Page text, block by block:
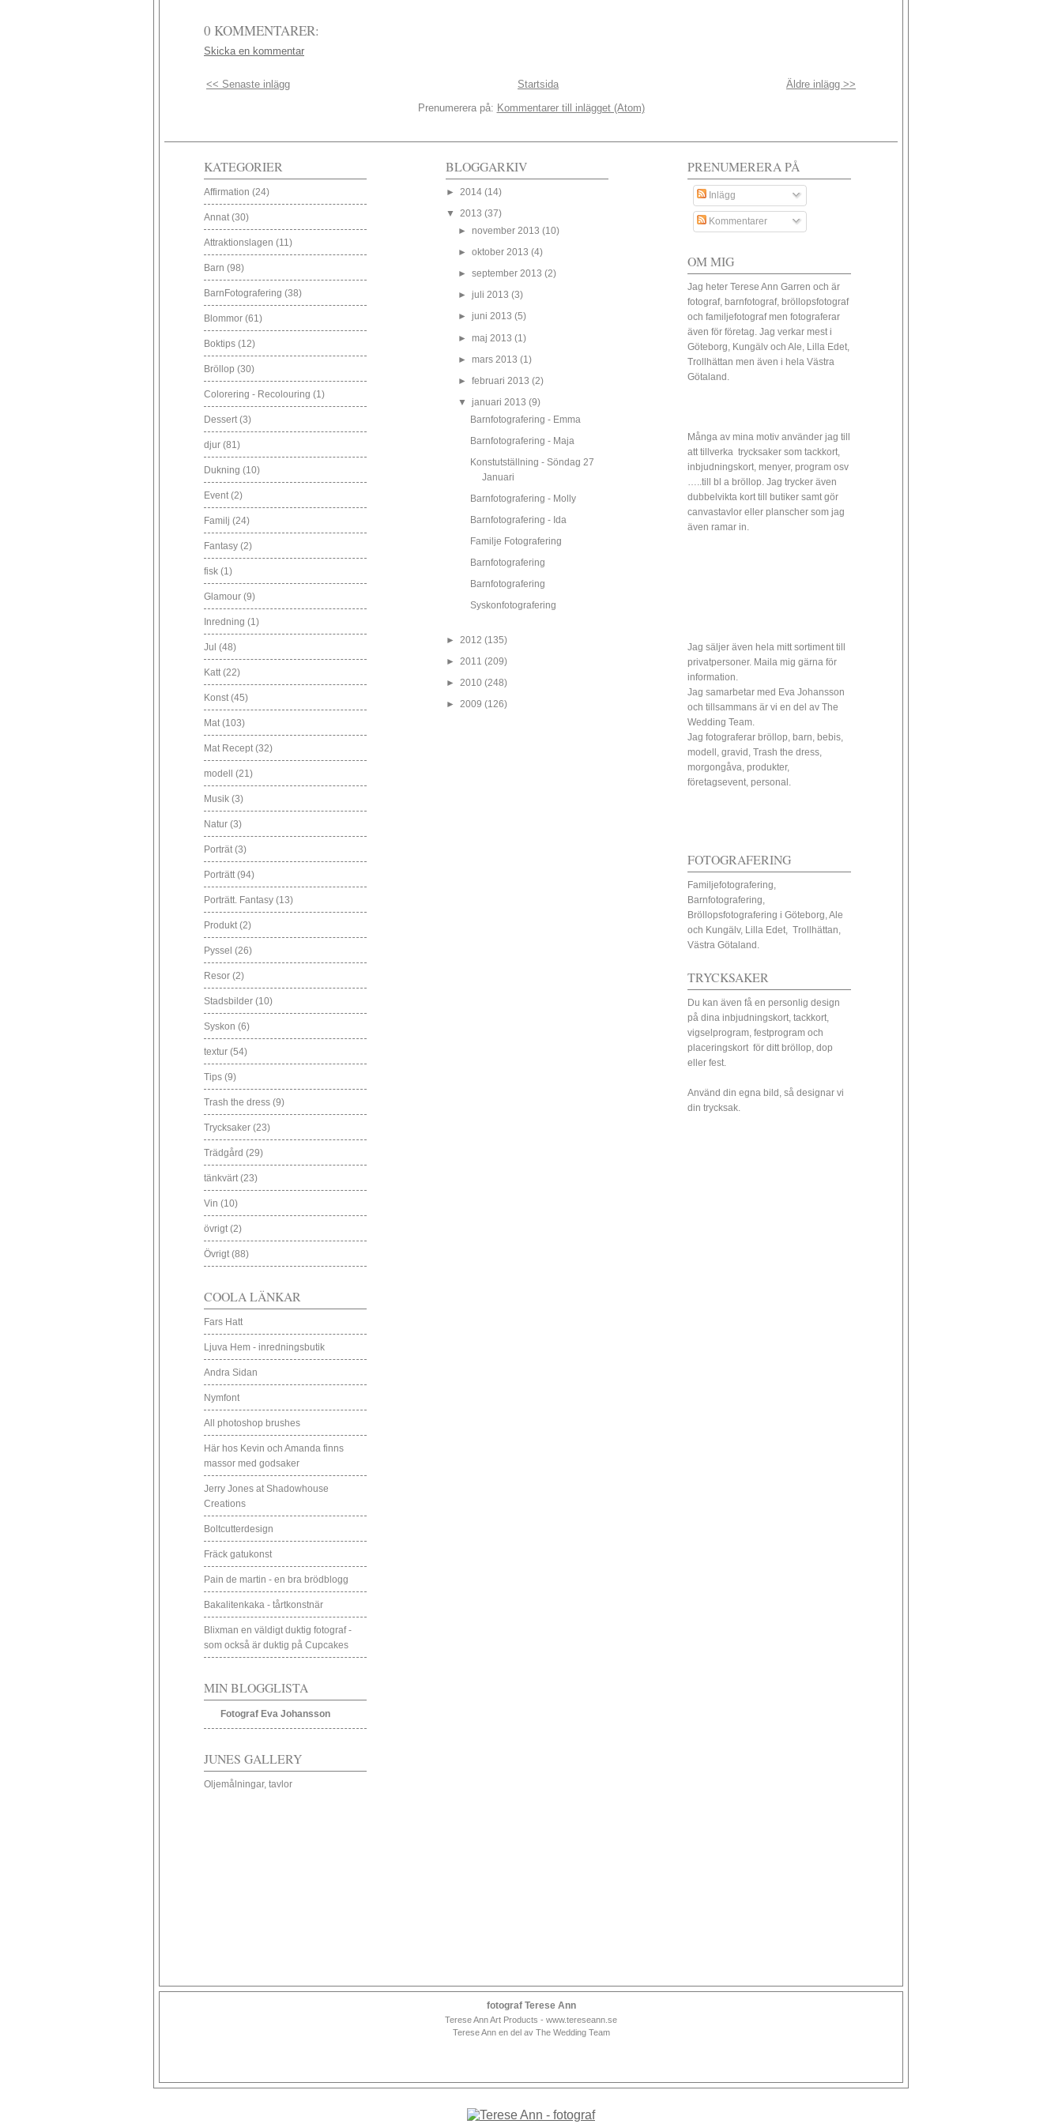
0 KOMMENTARER:
Skicka en kommentar
<< Senaste inlägg Äldre inlägg >>
Startsida
Prenumerera på: Kommentarer till inlägget (Atom)
KATEGORIER
Affirmation (24)
Annat (30)
Attraktionslagen (11)
Barn (98)
BarnFotografering (38)
Blommor (61)
Boktips (12)
Bröllop (30)
Colorering - Recolouring (1)
Dessert (3)
djur (81)
Dukning (10)
Event (2)
Familj (24)
Fantasy (2)
fisk (1)
Glamour (9)
Inredning (1)
Jul (48)
Katt (22)
Konst (45)
Mat (103)
Mat Recept (32)
modell (21)
Musik (3)
Natur (3)
Porträt (3)
Porträtt (94)
Porträtt. Fantasy (13)
Produkt (2)
Pyssel (26)
Resor (2)
Stadsbilder (10)
Syskon (6)
textur (54)
Tips (9)
Trash the dress (9)
Trycksaker (23)
Trädgård (29)
tänkvärt (23)
Vin (10)
övrigt (2)
Övrigt (88)
COOLA LÄNKAR
Fars Hatt
Ljuva Hem - inredningsbutik
Andra Sidan
Nymfont
All photoshop brushes
Här hos Kevin och Amanda finns
massor med godsaker
Jerry Jones at Shadowhouse
Creations
Boltcutterdesign
Fräck gatukonst
Pain de martin - en bra brödblogg
Bakalitenkaka - tårtkonstnär
Blixman en väldigt duktig fotograf -
som också är duktig på Cupcakes
MIN BLOGGLISTA
Fotograf Eva Johansson
JUNES GALLERY
Oljemålningar, tavlor
BLOGGARKIV
►2014(14)
▼2013(37)
►november 2013(10)
►oktober 2013(4)
►september 2013(2)
►juli 2013(3)
►juni 2013(5)
►maj 2013(1)
►mars 2013(1)
►februari 2013(2)
▼januari 2013(9)
Barnfotografering - Emma
Barnfotografering - Maja
Konstutställning - Söndag 27
Januari
Barnfotografering - Molly
Barnfotografering - Ida
Familje Fotografering
Barnfotografering
Barnfotografering
Syskonfotografering
► 2012(135)
► 2011(209)
►2010(248)
►2009(126)
PRENUMERERA PÅ
Inlägg
Kommentarer
OM MIG
Jag heter Terese Ann Garren och är
fotograf, barnfotograf, bröllopsfotograf
och familjefotograf men fotograferar
även för företag. Jag verkar mest i
Göteborg, Kungälv och Ale, Lilla Edet,
Trollhättan men även i hela Västra
Götaland.
Många av mina motiv använder jag till
att tillverka trycksaker som tackkort,
inbjudningskort, menyer, program osv
…..till bl a bröllop. Jag trycker även
dubbelvikta kort till butiker samt gör
canvastavlor eller planscher som jag
även ramar in.
Jag säljer även hela mitt sortiment till
privatpersoner. Maila mig gärna för
information.
Jag samarbetar med Eva Johansson
och tillsammans är vi en del av The
Wedding Team.
Jag fotograferar bröllop, barn, bebis,
modell, gravid, Trash the dress,
morgongåva, produkter,
företagsevent, personal.
FOTOGRAFERING
Familjefotografering,
Barnfotografering,
Bröllopsfotografering i Göteborg, Ale
och Kungälv, Lilla Edet, Trollhättan,
Västra Götaland.
TRYCKSAKER
Du kan även få en personlig design
på dina inbjudningskort, tackkort,
vigselprogram, festprogram och
placeringskort för ditt bröllop, dop
eller fest.
Använd din egna bild, så designar vi
din trycksak.
fotograf Terese Ann
Terese Ann Art Products - www.tereseann.se
Terese Ann en del av The Wedding Team